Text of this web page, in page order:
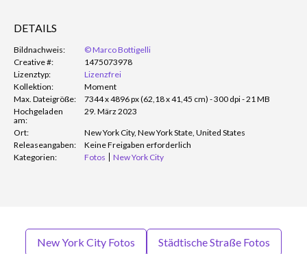
DETAILS
Bildnachweis:
© Marco Bottigelli
Creative #:
1475073978
Lizenztyp:
Lizenzfrei
Kollektion:
Moment
Max. Dateigröße:
7344 x 4896 px (62,18 x 41,45 cm) - 300 dpi - 21 MB
Hochgeladen
am:
29. März 2023
Ort:
New York City, New York State, United States
Releaseangaben:
Keine Freigaben erforderlich
Kategorien:
Fotos New York City
New York City Fotos Städtische Straße Fotos